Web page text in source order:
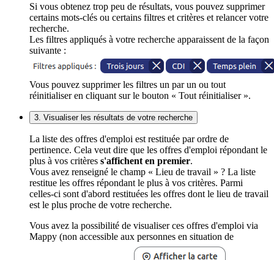
Si vous obtenez trop peu de résultats, vous pouvez supprimer
certains mots-clés ou certains filtres et critères et relancer votre
recherche.
Les filtres appliqués à votre recherche apparaissent de la façon
suivante :
Vous pouvez supprimer les filtres un par un ou tout
réinitialiser en cliquant sur le bouton « Tout réinitialiser ».
3. Visualiser les résultats de votre recherche
La liste des offres d'emploi est restituée par ordre de
pertinence. Cela veut dire que les offres d'emploi répondant le
plus à vos critères s'affichent en premier.
Vous avez renseigné le champ « Lieu de travail » ? La liste
restitue les offres répondant le plus à vos critères. Parmi
celles-ci sont d'abord restituées les offres dont le lieu de travail
est le plus proche de votre recherche.
Vous avez la possibilité de visualiser ces offres d'emploi via
Mappy (non accessible aux personnes en situation de